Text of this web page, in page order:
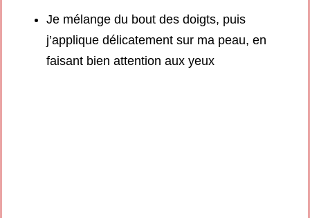
Je mélange du bout des doigts, puis
j’applique délicatement sur ma peau, en
faisant bien attention aux yeux